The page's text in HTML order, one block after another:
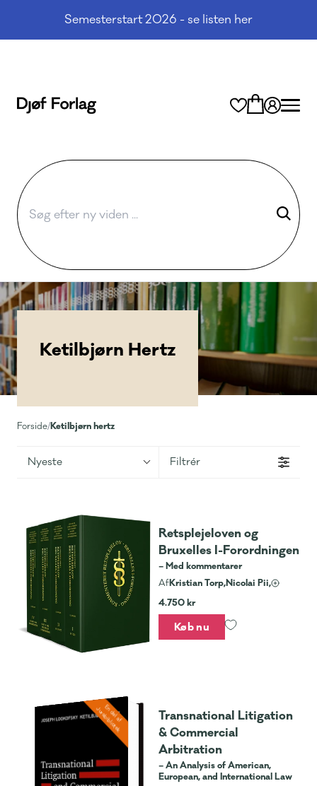
Semesterstart 2026 - se listen her
Ketilbjørn Hertz
Forside/Ketilbjørn hertz
Nyeste Filtrér
Retsplejeloven og
Bruxelles I-Forordningen
– Med kommentarer
AfKristian Torp,Nicolai Pii,
4.750 kr
Køb nu
En del af
Jurabibliotek
Transnational Litigation
& Commercial
Arbitration
– An Analysis of American,
European, and International Law